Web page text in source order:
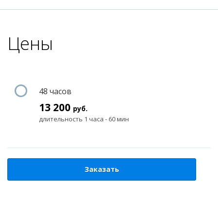
Цены
48 часов
13 200 руб.
длительность 1 часа - 60 мин